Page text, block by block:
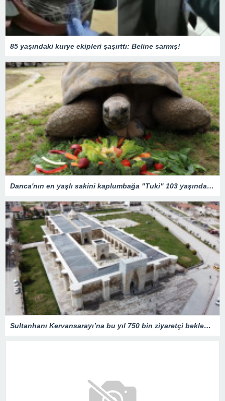
85 yaşındaki kurye ekipleri şaşırttı: Beline sarmış!
Darıca'nın en yaşlı sakini kaplumbağa "Tuki" 103 yaşında! Doğum günü etkinliğinden renkli kareler…
Sultanhanı Kervansarayı’na bu yıl 750 bin ziyaretçi bekleniyor